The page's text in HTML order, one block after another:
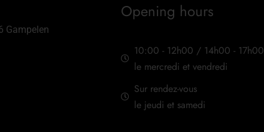
Gampelen
Opening hours
10:00 - 12h00 / 14h00 - 17h00
le mercredi et vendredi
Sur rendez-vous
le jeudi et samedi